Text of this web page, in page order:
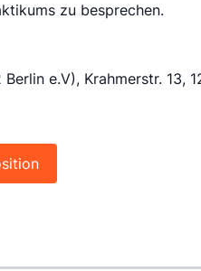
zu besprechen.
e.V), Krahmerstr. 13,